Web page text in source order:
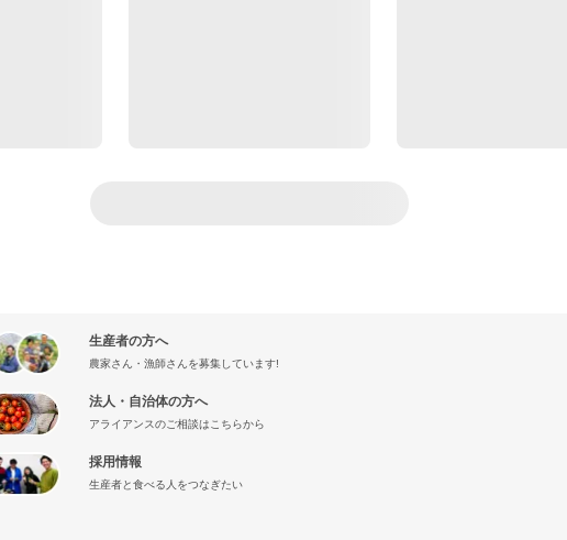
生産者の方へ
農家さん・漁師さんを募集しています!
法人・自治体の方へ
アライアンスのご相談はこちらから
採用情報
生産者と食べる人をつなぎたい